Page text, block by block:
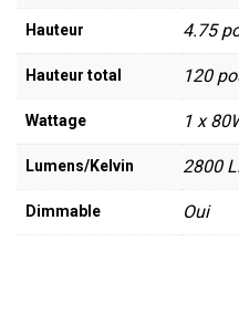
Hauteur 4.75
Hauteur total 120
Wattage 1 x
Lumens/Kelvin 2800
Dimmable Oui